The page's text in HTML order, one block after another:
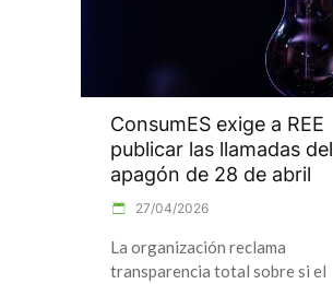
ConsumES exige a REE
publicar las llamadas del
apagón de 28 de abril
27/04/2026
La organización reclama
transparencia total sobre si el